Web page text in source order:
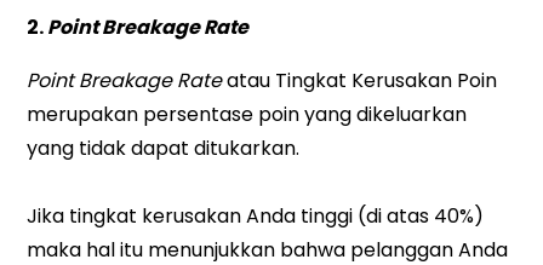
2.Point Breakage Rate
Point Breakage Rateatau Tingkat Kerusakan Poin
merupakan persentase poin yang dikeluarkan
yang tidak dapat ditukarkan.
Jika tingkat kerusakan Anda tinggi (di atas 40%)
maka hal itu menunjukkan bahwa pelanggan Anda